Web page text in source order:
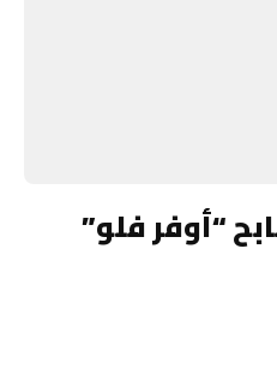
“أوفر فلو”